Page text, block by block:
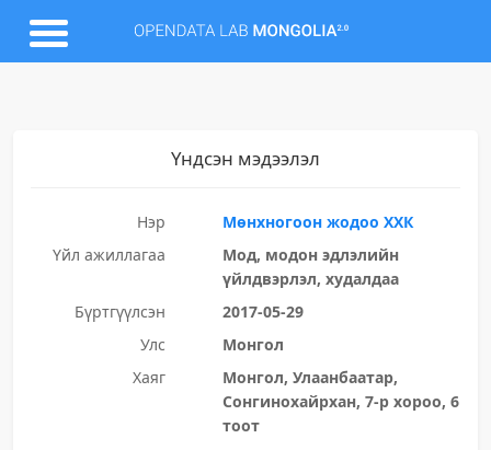
Үндсэн мэдээлэл
Нэр
Мөнхногоон жодоо ХХК
Үйл ажиллагаа
Мод, модон эдлэлийн
үйлдвэрлэл, худалдаа
Бүртгүүлсэн
2017-05-29
Улс
Монгол
Хаяг
Монгол, Улаанбаатар,
Сонгинохайрхан, 7-р хороо, 6
тоот